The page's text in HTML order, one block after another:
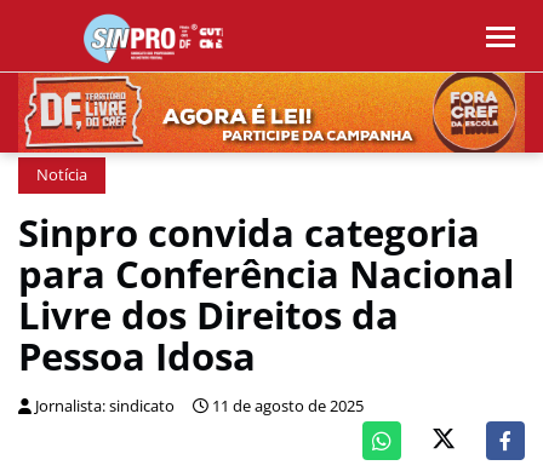
Notícia
Sinpro convida categoria
para Conferência Nacional
Livre dos Direitos da
Pessoa Idosa
Jornalista: sindicato 11 de agosto de 2025